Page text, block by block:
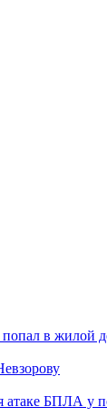
в жилой
атаке БПЛА у